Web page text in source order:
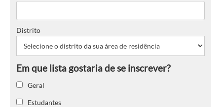
Distrito
Geral
Estudantes